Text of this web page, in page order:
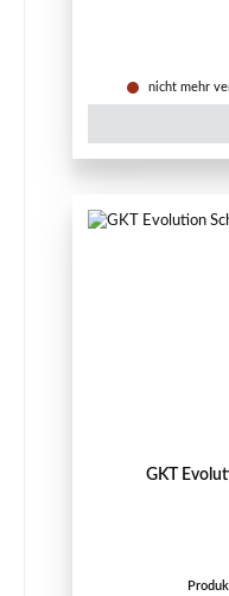
nicht mehr
GKT